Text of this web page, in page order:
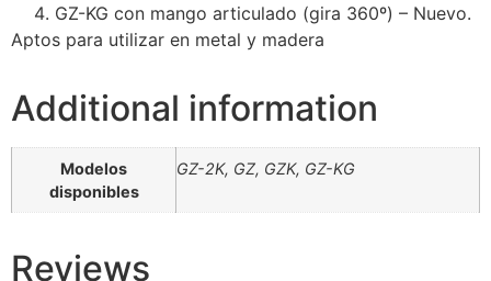
GZ-KG con mango articulado (gira 360º) – Nuevo.
Aptos para utilizar en metal y madera
Additional information
Modelos
disponibles
GZ-2K, GZ, GZK, GZ-KG
Reviews